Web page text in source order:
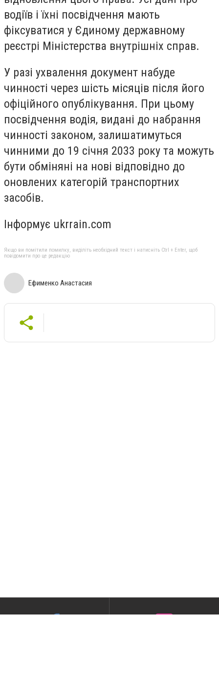
водіїв і їхні посвідчення мають
фіксуватися у Єдиному державному
реєстрі Міністерства внутрішніх справ.
У разі ухвалення документ набуде
чинності через шість місяців після його
офіційного опублікування. При цьому
посвідчення водія, видані до набрання
чинності законом, залишатимуться
чинними до 19 січня 2033 року та можуть
бути обміняні на нові відповідно до
оновлених категорій транспортних
засобів.
Інформує ukrrain.com
Якщо ви помітили помилку, виділіть необхідний текст і натисніть Ctrl + Enter, щоб
повідомити про це редакцію
Ефименко Анастасия